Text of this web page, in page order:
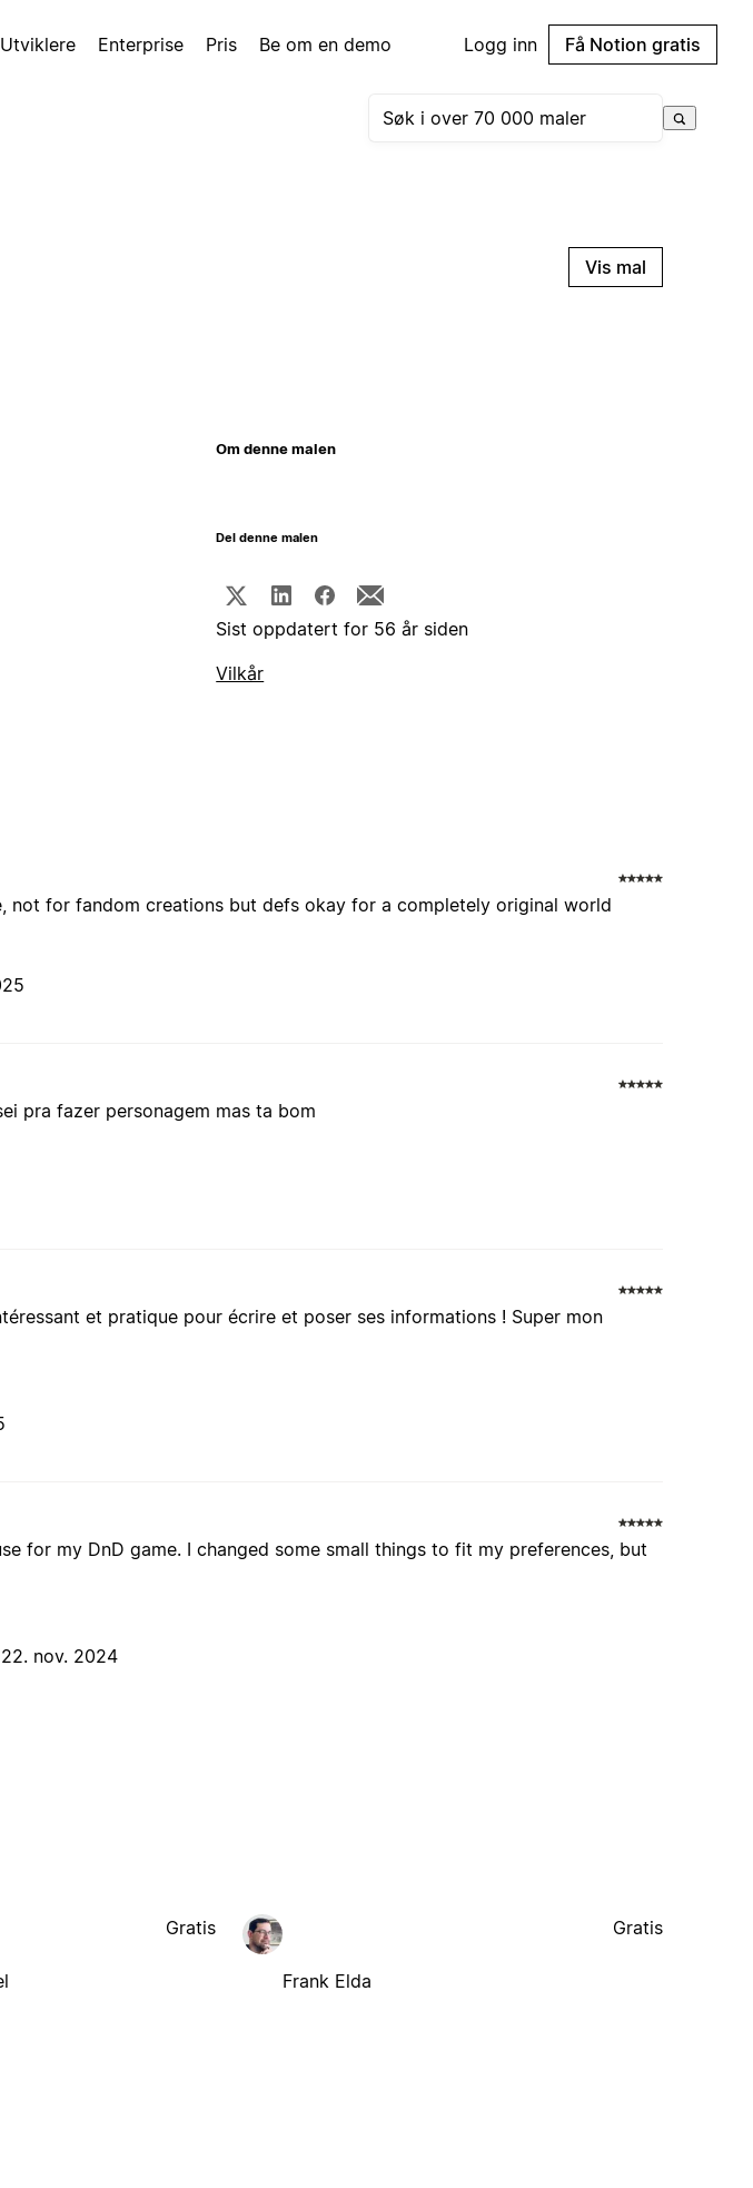
Utviklere Enterprise Pris Be om en demo Logg inn Få Notion gratis
Vis mal
Om denne malen
Del denne malen
Sist oppdatert for 56 år siden
Vilkår
not for fandom creations but defs okay for a completely original world
pra fazer personagem mas ta bom
et pratique pour écrire et poser ses informations ! Super mon
for my DnD game. I changed some small things to fit my preferences, but
22. nov. 2024
Gratis
Frank Elda
Gratis